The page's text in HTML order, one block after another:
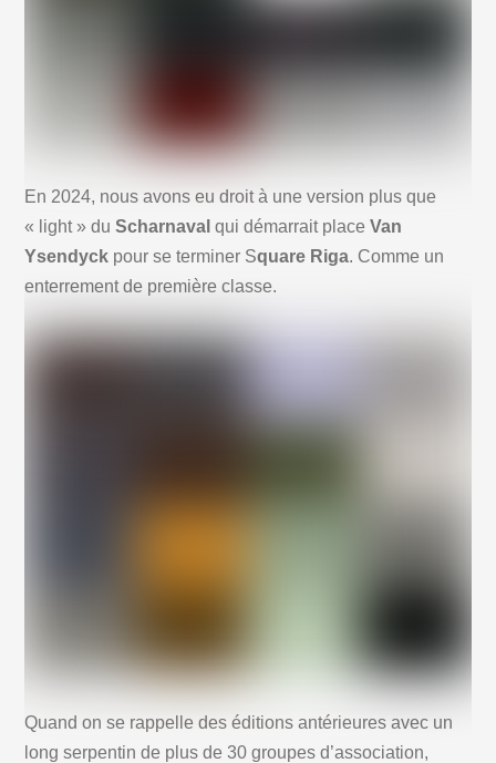
En 2024, nous avons eu droit à une version plus que
« light » duScharnaval qui démarrait place Van
Ysendyck pour se terminer Square Riga. Comme un
enterrement de première classe.
Quand on se rappelle des éditions antérieures avec un
long serpentin de plus de 30 groupes d’association,